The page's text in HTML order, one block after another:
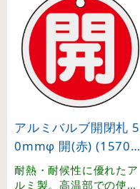
アルミバルブ開閉札 5
0mmφ 開(赤) (157011
)
耐熱・耐候性に優れたア
ルミ製。高温部での使用